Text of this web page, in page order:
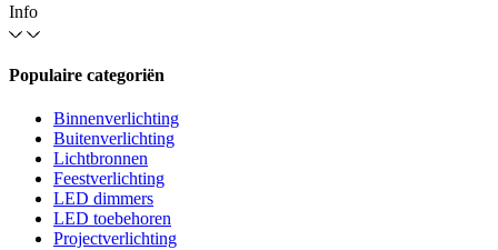
Info
Populaire categoriën
Binnenverlichting
Buitenverlichting
Lichtbronnen
Feestverlichting
LED dimmers
LED toebehoren
Projectverlichting